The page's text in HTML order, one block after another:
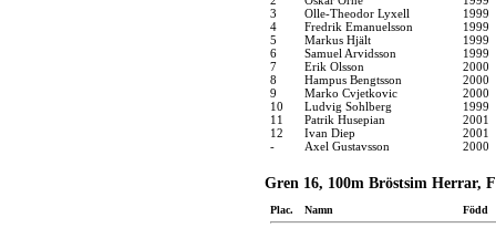
3
Olle-Theodor Lyxell
1999
4
Fredrik Emanuelsson
1999
5
Markus Hjält
1999
6
Samuel Arvidsson
1999
7
Erik Olsson
2000
8
Hampus Bengtsson
2000
9
Marko Cvjetkovic
2000
10
Ludvig Sohlberg
1999
11
Patrik Husepian
2001
12
Ivan Diep
2001
-
Axel Gustavsson 2000
Gren 16, 100m Bröstsim Herrar,
Plac. Namn Född